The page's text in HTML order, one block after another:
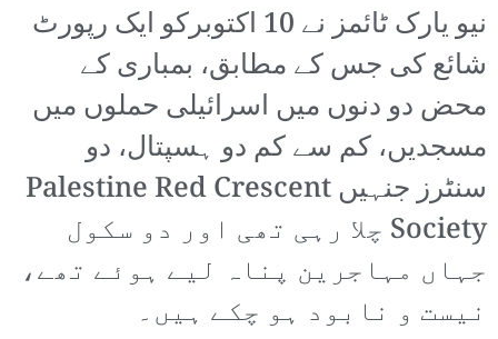
نیو یارک ٹائمز نے 10 اکتوبرکو ایک رپورٹ
شائع کی جس کے مطابق، بمباری کے
محض دو دنوں میں اسرائیلی حملوں میں
مسجدیں، کم سے کم دو ہسپتال، دو
سنٹرز جنہیں Palestine Red Crescent
Society چلا رہی تھی اور دو سکول
جہاں مہاجرین پناہ لیے ہوئے تھے،
نیست و نابود ہو چکے ہیں۔